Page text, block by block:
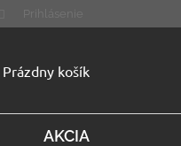
Prihlásenie
NÁKUPNÝ
Prázdny košík
AKCIA